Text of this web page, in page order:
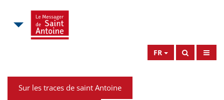
FR
Sur les traces de saint Antoine